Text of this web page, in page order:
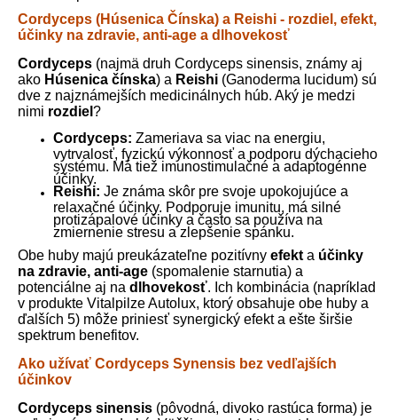
Cordyceps (Húsenica Čínska) a Reishi - rozdiel, efekt,
účinky na zdravie, anti-age a dlhovekosť
Cordyceps (najmä druh Cordyceps sinensis, známy aj
ako Húsenica čínska) a Reishi (Ganoderma lucidum) sú
dve z najznámejších medicinálnych húb. Aký je medzi
nimi rozdiel ?
Cordyceps: Zameriava sa viac na energiu,
vytrvalosť, fyzickú výkonnosť a podporu dýchacieho
systému. Má tiež imunostimulačné a adaptogénne
účinky.
Reishi: Je známa skôr pre svoje upokojujúce a
relaxačné účinky. Podporuje imunitu, má silné
protizápalové účinky a často sa používa na
zmiernenie stresu a zlepšenie spánku.
Obe huby majú preukázateľne pozitívny efekt a účinky
na zdravie, anti-age (spomalenie starnutia) a
potenciálne aj na dlhovekosť. Ich kombinácia (napríklad
v produkte Vitalpilze Autolux, ktorý obsahuje obe huby a
ďalších 5) môže priniesť synergický efekt a ešte širšie
spektrum benefitov.
Ako užívať Cordyceps Synensis bez vedľajších
účinkov
Cordyceps sinensis (pôvodná, divoko rastúca forma) je